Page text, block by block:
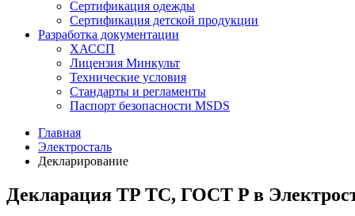
Сертификация одежды
Сертификация детской продукции
Разработка документации
ХАССП
Лицензия Минкульт
Технические условия
Стандарты и регламенты
Паспорт безопасности MSDS
Главная
Электросталь
Декларирование
Декларация ТP TC, ГОСТ P в